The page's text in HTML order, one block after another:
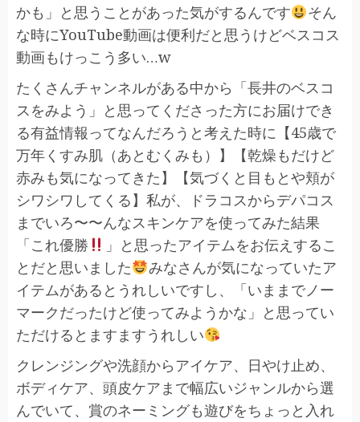
かも」と思うことがあった気がするんです
そん
な時にYouTube動画は便利だと思うけどベスコス
動画もけっこう多い…w
たくさんチャンネルがある中から「長井のベスコ
スをみよう」と思ってくださった方にお届けでき
る有益情報ってなんだろうと考えた時に【45歳で
万年くすみ肌（あとむくみも）】【乾燥もだけど
赤みも気になってきた】【気づくと目もとや頬が
シワシワしてくる】私が、ドラコスからデパコス
までいろ〜〜んなスキンケアを使ってみた結果
「これ優勝
」と思ったアイテムをお伝えするこ
とだと思いました
みなさんが気になっていたア
イテムがあるとうれしいですし、「いままでノー
マークだったけど使ってみようかな」と思ってい
ただけるとますますうれしい
クレンジングや洗顔からアイケア、日やけ止め、
ボディケア、頭皮ケアまで幅広いジャンルから選
んでいて、賞のネーミングも遊びをちょっと入れ